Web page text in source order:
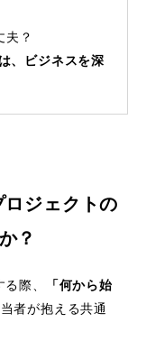
夫？
、ビジネスを深
ジェクトの
？
際、
「何から始
者が抱える共通